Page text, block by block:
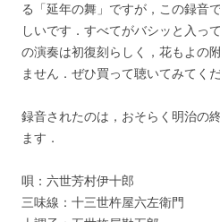
る「延年の舞」ですが，この録音
しいです．すべてがバシッと入っ
の演奏は初復刻らしく，花もよの
ません．ぜひ買って聴いてみてく
録音されたのは，おそらく明治の
ます．
唄：六世芳村伊十郎
三味線：十三世杵屋六左衛門